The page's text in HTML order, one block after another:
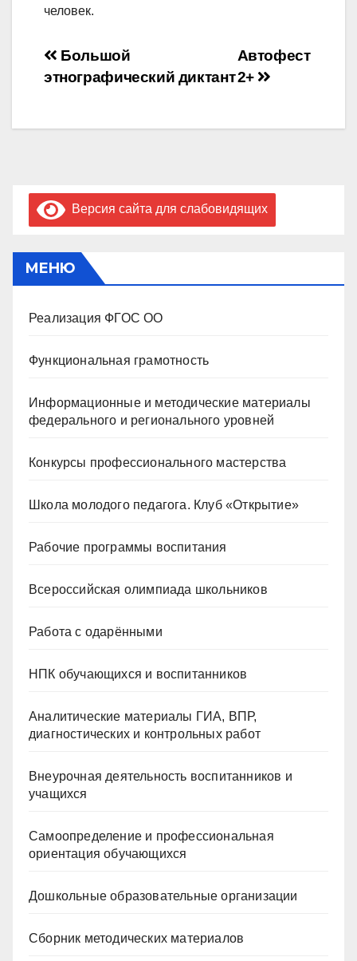
человек.
Навигация
записям
Автофест
2+
Большой
этнографический диктант
Версия сайта для слабовидящих
МЕНЮ
Реализация ФГОС ОО
Функциональная грамотность
Информационные и методические материалы
федерального и регионального уровней
Конкурсы профессионального мастерства
Школа молодого педагога. Клуб «Открытие»
Рабочие программы воспитания
Всероссийская олимпиада школьников
Работа с одарёнными
НПК обучающихся и воспитанников
Аналитические материалы ГИА, ВПР,
диагностических и контрольных работ
Внеурочная деятельность воспитанников и
учащихся
Самоопределение и профессиональная
ориентация обучающихся
Дошкольные образовательные организации
Сборник методических материалов